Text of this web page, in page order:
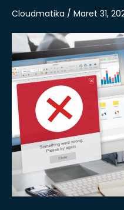
Cloudmatika / Maret 31,